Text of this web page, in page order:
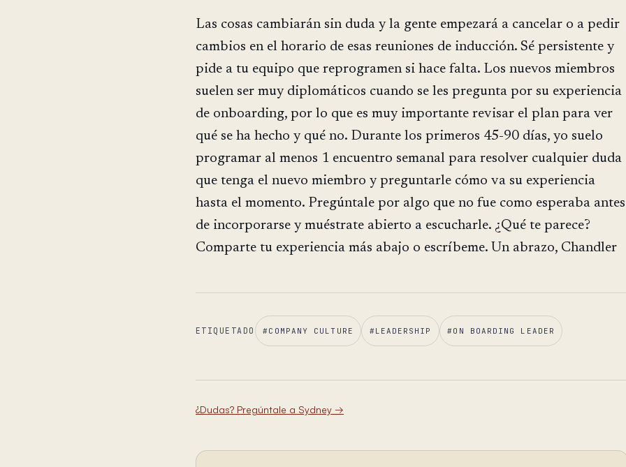
Las cosas cambiarán sin duda y la gente empezará a cancelar o a pedir
cambios en el horario de esas reuniones de inducción. Sé persistente y
pide a tu equipo que reprogramen si hace falta. Los nuevos miembros
suelen ser muy diplomáticos cuando se les pregunta por su experiencia
de onboarding, por lo que es muy importante revisar el plan para ver
qué se ha hecho y qué no. Durante los primeros 45-90 días, yo suelo
programar al menos 1 encuentro semanal para resolver cualquier duda
que tenga el nuevo miembro y preguntarle cómo va su experiencia
hasta el momento. Pregúntale por algo que no fue como esperaba antes
de incorporarse y muéstrate abierto a escucharle. ¿Qué te parece?
Comparte tu experiencia más abajo o escríbeme. Un abrazo, Chandler
ETIQUETADO #COMPANY CULTURE #LEADERSHIP #ON BOARDING LEADER
¿Dudas? Pregúntale a Sydney →